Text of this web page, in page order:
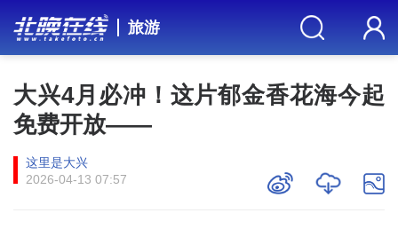
旅游
大兴4月必冲！这片郁金香花海今起
免费开放——
这里是大兴
2026-04-13 07:57